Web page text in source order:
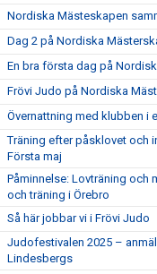
Nordiska Mästeskapen
Dag 2 på Nordiska
En bra första dag på
Frövi Judo på Nordiska
Övernattning med klubben i
Träning efter påsklovet och
Första maj
Påminnelse: Lovträning
och träning i Örebro
Så här jobbar vi i Frövi Judo
Judofestivalen 2025 –
Lindesbergs